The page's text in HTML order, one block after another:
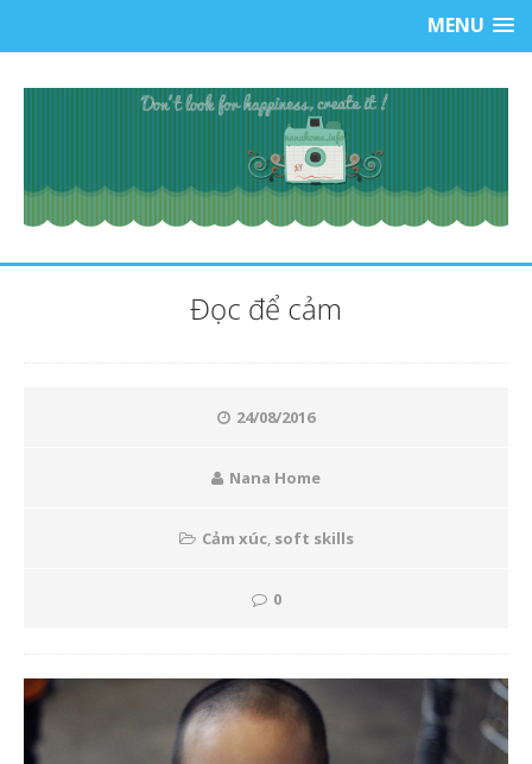
MENU
Đọc để cảm
24/08/2016
Nana Home
Cảm xúc, soft skills
0